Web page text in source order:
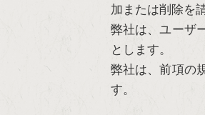
加または削除を
弊社は、ユーザ
とします。
弊社は、前項の
す。